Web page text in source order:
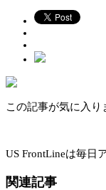
この記事が気に入り
US FrontLineは毎日
関連記事